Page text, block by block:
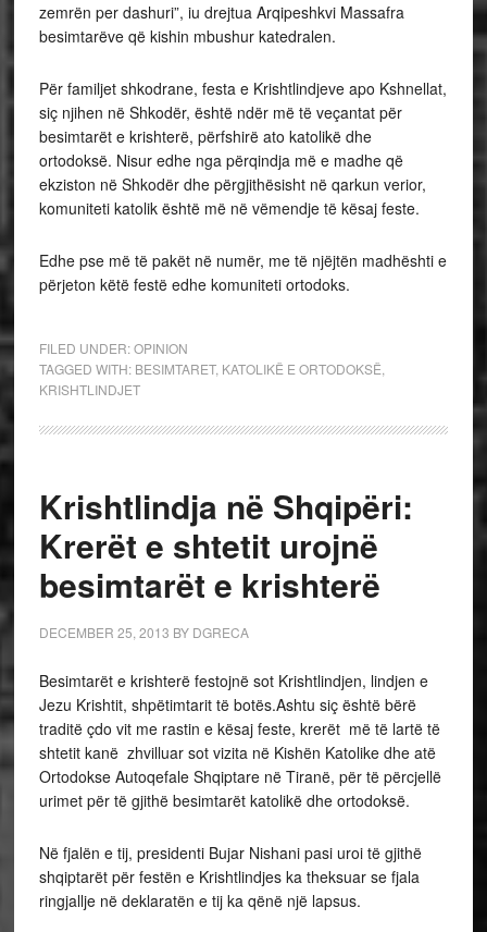
zemrën per dashuri”, iu drejtua Arqipeshkvi Massafra
besimtarëve që kishin mbushur katedralen.
Për familjet shkodrane, festa e Krishtlindjeve apo Kshnellat,
siç njihen në Shkodër, është ndër më të veçantat për
besimtarët e krishterë, përfshirë ato katolikë dhe
ortodoksë. Nisur edhe nga përqindja më e madhe që
ekziston në Shkodër dhe përgjithësisht në qarkun verior,
komuniteti katolik është më në vëmendje të kësaj feste.
Edhe pse më të pakët në numër, me të njëjtën madhështi e
përjeton këtë festë edhe komuniteti ortodoks.
FILED UNDER:OPINION
TAGGED WITH: BESIMTARET, KATOLIKË E ORTODOKSË
KRISHTLINDJET
Krishtlindja në Shqipëri:
Krerët e shtetit urojnë
besimtarët e krishterë
DECEMBER 25, 2013 BY DGRECA
Besimtarët e krishterë festojnë sot Krishtlindjen, lindjen e
Jezu Krishtit, shpëtimtarit të botës.Ashtu siç është bërë
traditë çdo vit me rastin e kësaj feste, krerët më të lartë të
shtetit kanë zhvilluar sot vizita në Kishën Katolike dhe atë
Ortodokse Autoqefale Shqiptare në Tiranë, për të përcjellë
urimet për të gjithë besimtarët katolikë dhe ortodoksë.
Në fjalën e tij, presidenti Bujar Nishani pasi uroi të gjithë
shqiptarët për festën e Krishtlindjes ka theksuar se fjala
ringjallje në deklaratën e tij ka qënë një lapsus.